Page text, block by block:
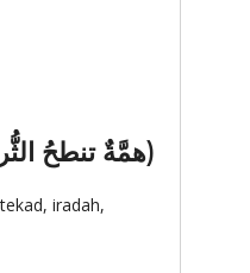
La Tahzan 241-1: Wawasan Setinggi Bintang (همَّةٌ تنطحُ الثُّريَّا)
iradah,